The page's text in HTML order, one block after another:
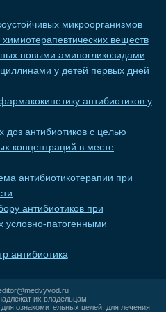
микроорганизмов
веществ
новыми аминогликозидами
у детей первых дней
антибиотиков у
доз антибиотиков с целью
концентраций в месте
антибиотикотерапии при
антибиотиков при
патогенными
антибиотика
их владельцам.
ознакомительных целей, для лечения